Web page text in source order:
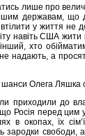
лише про
державам, що
у життя не
навіть США
хто
надають, а
шанси Олега Ляшка
приходили до
Росія перед цим
в окопах, їх
зародки